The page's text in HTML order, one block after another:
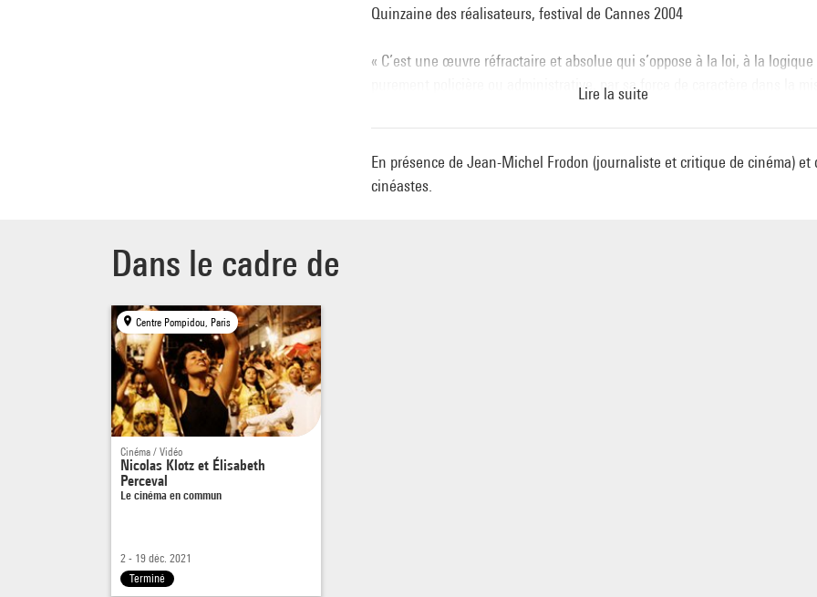
Quinzaine des réalisateurs, festival de Cannes 2004
« C’est une œuvre réfractaire et absolue qui s’oppose à la loi, à la logique
purement policière ou administrative, par sa force de caractère dans la
semble n’avoir pas peur d’entamer un impressionnant bras de fer avec
une machine de pouvoir. » Philippe Azoury,Libération, avril 2005
Lire la suite
En présence de Jean-Michel Frodon (journaliste et critique de cinéma) et
cinéastes.
Dans le cadre de
Centre Pompidou, Paris
Cinéma / Vidéo
Nicolas Klotz et Élisabeth
Perceval
Le cinéma en commun
2 - 19 déc. 2021
Terminé